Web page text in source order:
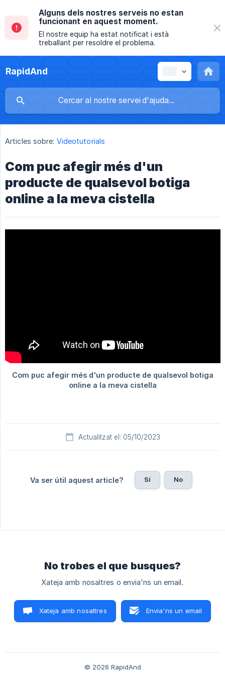
Alguns dels nostres serveis no estan
funcionant en aquest moment.
El nostre equip ha estat notificat i està
treballant per resoldre el problema.
RapidAnd
Articles sobre: Videotutorials
Com puc afegir més d'un
producte de qualsevol botiga
online a la meva cistella
Actualitzat el: 05/10/2023
Va ser útil aquest article? Sí No
No trobes el que busques?
Xateja amb nosaltres o envia'ns un email.
Xateja amb nosaltres Envia'ns un email
© 2026 RapidAnd